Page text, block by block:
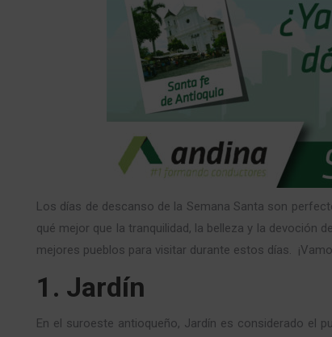
Los días de descanso de la Semana Santa son
qué mejor que la tranquilidad, la belleza y la devoción
mejores pueblos para visitar durante estos días.
1. Jardín
En el suroeste antioqueño, Jardín es considerado el